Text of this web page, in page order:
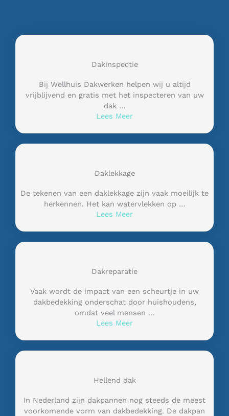
Dakinspectie
Bij Wellhuis Dakwerken helpen wij u altijd
vrijblijvend en gratis met het inspecteren van uw
dak …
Lees Meer
Daklekkage
De tekenen van een daklekkage zijn vaak moeilijk te
herkennen. Het kan watervlekken op …
Lees Meer
Dakreparatie
Vaak wordt de impact van een scheurtje in uw
dakbedekking onderschat door huishoudens,
omdat veel mensen …
Lees Meer
Hellend dak
In Nederland zijn dakpannen nog steeds de meest
voorkomende vorm van dakbedekking. De dakpan